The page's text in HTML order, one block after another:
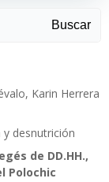
Buscar
Karin Herrera
desnutrición
de DD.HH.,
Polochic